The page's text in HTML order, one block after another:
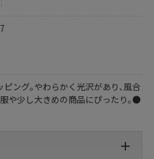
ピング｡やわらかく光沢があり､風合
や少し大きめの商品にぴったり｡●